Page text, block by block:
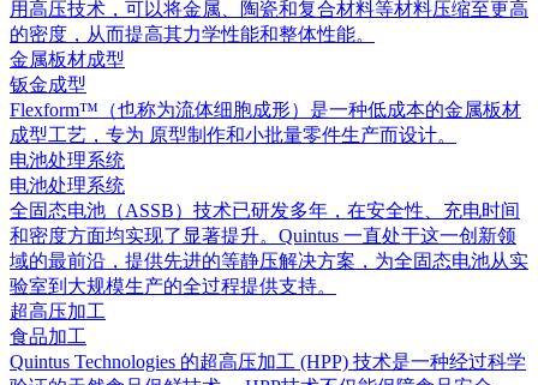
用高压技术，可以将金属、陶瓷和复合材料等材料压缩至更高
的密度，从而提高其力学性能和整体性能。
金属板材成型
钣金成型
Flexform™（也称为流体细胞成形）是一种低成本的金属板材
成型工艺，专为 原型制作和小批量零件生产而设计。
电池处理系统
电池处理系统
全固态电池（ASSB）技术已研发多年，在安全性、充电时间
和密度方面均实现了显著提升。Quintus 一直处于这一创新领
域的最前沿，提供先进的等静压解决方案，为全固态电池从实
验室到大规模生产的全过程提供支持。
超高压加工
食品加工
Quintus Technologies 的超高压加工 (HPP) 技术是一种经过科学